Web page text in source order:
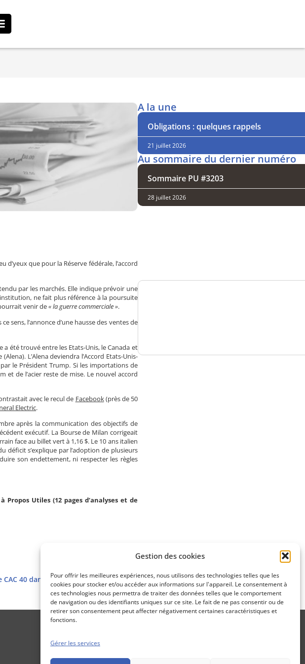
Gestion des cookies
Pour offrir les meilleures expériences, nous utilisons des technologies telles que les
cookies pour stocker et/ou accéder aux informations sur l'appareil. Le consentement à
ces technologies nous permettra de traiter des données telles que le comportement
de navigation ou des identifiants uniques sur ce site. Le fait de ne pas consentir ou de
retirer son consentement peut affecter négativement certaines caractéristiques et
fonctions.
Gérer les services
d’yeux que pour la Réserve fédérale, l’accord
par les marchés. Elle indique prévoir une
ne fait plus référence à la poursuite
venir de« la guerre commerciale ».
sens, l’annonce d’une hausse des ventes de
été trouvé entre les Etats-Unis, le Canada et
L’Alena deviendra l’Accord Etats-Unis-
par le Président Trump. Si les importations de
et de l’acier reste de mise. Le nouvel accord
avec le recul de Facebook(près de 50
Electric.
après la communication des objectifs de
exécutif. La Bourse de Milan corrigeait
face au billet vert à 1,16 $. Le 10 ans italien
déficit s’explique par l’adoption de plusieurs
son endettement, ni respecter les règles
Utiles (12 pages d’analyses et de
CAC 40 dans la zone des 5 500 pts
A la une
Obligations : quelques rappels
21 juillet 2026
Au sommaire du dernier numéro
Sommaire PU #3203
28 juillet 2026
notre méthode d'investissement
Propos Utiles est une publication